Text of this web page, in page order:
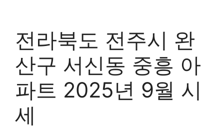
전라북도 전주시 완
산구 서신동 중흥 아
파트 2025년 9월 시
세